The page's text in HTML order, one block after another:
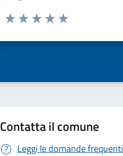
Valuta da 1 a 5 stelle la pagina
Contatta il comune
Leggi le domande frequenti